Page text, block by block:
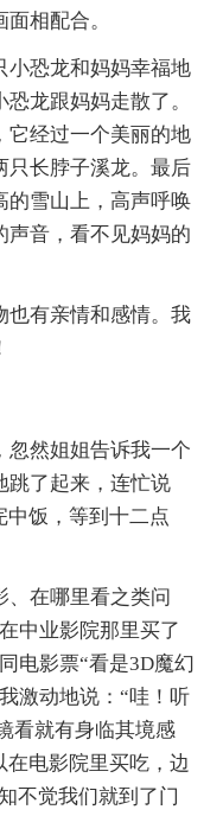
相配合。
恐龙和妈妈幸福地
龙跟妈妈走散了。
它经过一个美丽的地
只长脖子溪龙。最后
的雪山上，高声呼唤
声音，看不见妈妈的
有亲情和感情。我
然姐姐告诉我一个
跳了起来，连忙说
中饭，等到十二点
在哪里看之类问
中业影院那里买了
电影票“看是3D魔幻
激动地说：“哇！听
看就有身临其境感
在电影院里买吃，边
不觉我们就到了门